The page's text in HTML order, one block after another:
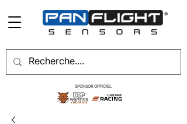
SPONSOR OFFICIEL